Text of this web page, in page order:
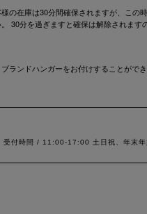
の在庫は30分間確保されますが、この
30分を過ぎますと確保は解除されます
ランドハンガーをお付けすることがで
受付時間 / 11:00-17:00 土日祝、年末年